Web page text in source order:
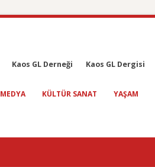
Kaos GL Derneği Kaos GL Dergisi
MEDYA KÜLTÜR SANAT YAŞAM